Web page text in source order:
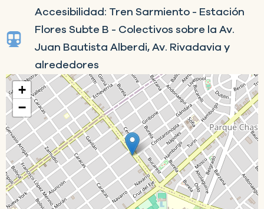
Accesibilidad: Tren Sarmiento - Estación
Flores Subte B - Colectivos sobre la Av.
Juan Bautista Alberdi, Av. Rivadavia y
alrededores
+
−